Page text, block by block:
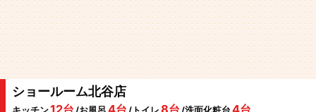
ショールーム北谷店